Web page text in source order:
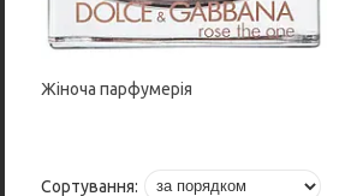
Жіноча парфумерія